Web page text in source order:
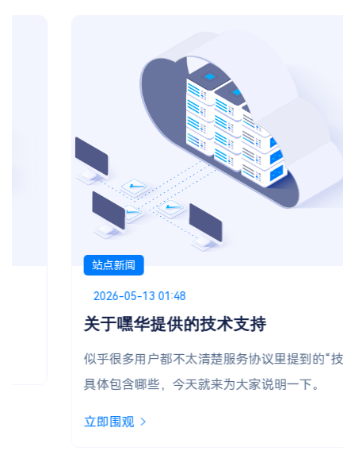
2026-05-13 01:48
关于嘿华提供的技术支持
似乎很多用户都不太清楚服务协议里提到的“技术支持”
具体包含哪些，今天就来为大家说明一下。